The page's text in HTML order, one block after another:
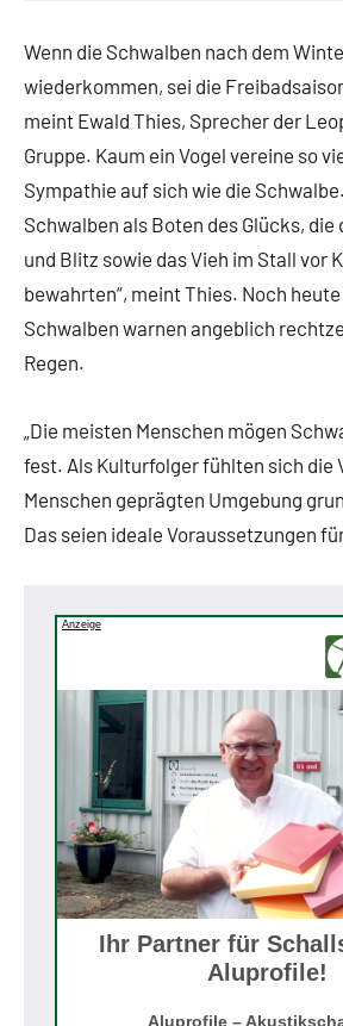
Wenn die Schwalben nach dem
wiederkommen, sei die
meint Ewald Thies, Sprecher der
Gruppe. Kaum ein Vogel vereine so
Sympathie auf sich wie die
Schwalben als Boten des Glücks, die
und Blitz sowie das Vieh im Stall vor
bewahrten“, meint Thies. Noch
Schwalben warnen angeblich
Regen.
„Die meisten Menschen mögen
fest. Als Kulturfolger fühlten sich die
Menschen geprägten Umgebung
Das seien ideale Voraussetzungen
Anzeige
Ihr Partner für
Aluprofile!
Aluprofile –